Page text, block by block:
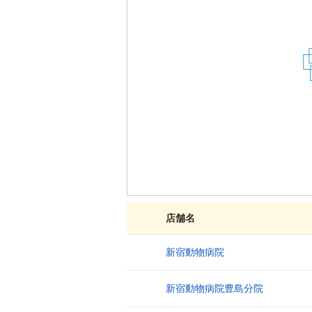
店舗名
新宿動物病院
新宿動物病院豊島分院